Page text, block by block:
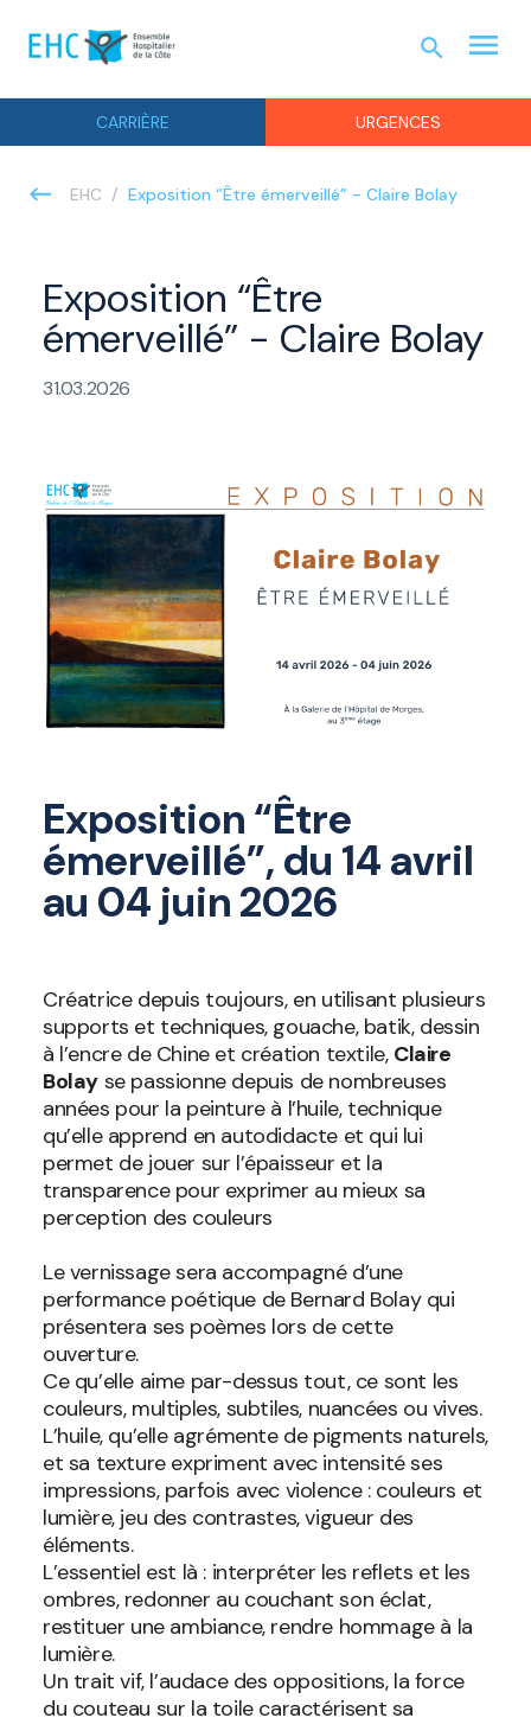
CARRIÈRE URGENCES
search menu
EHC Exposition “Être émerveillé” - Claire Bolay
Exposition “Être
émerveillé” - Claire Bolay
31.03.2026
Exposition “Être
émerveillé”, du 14 avril
au 04 juin 2026
Créatrice depuis toujours, en utilisant plusieurs
supports et techniques, gouache, batik, dessin
à l’encre de Chine et création textile, Claire
Bolay se passionne depuis de nombreuses
années pour la peinture à l’huile, technique
qu’elle apprend en autodidacte et qui lui
permet de jouer sur l’épaisseur et la
transparence pour exprimer au mieux sa
perception des couleurs
Le vernissage sera accompagné d’une
performance poétique de Bernard Bolay qui
présentera ses poèmes lors de cette
ouverture.
Ce qu’elle aime par-dessus tout, ce sont les
couleurs, multiples, subtiles, nuancées ou vives.
L’huile, qu’elle agrémente de pigments naturels,
et sa texture expriment avec intensité ses
impressions, parfois avec violence : couleurs et
lumière, jeu des contrastes, vigueur des
éléments.
L’essentiel est là : interpréter les reflets et les
ombres, redonner au couchant son éclat,
restituer une ambiance, rendre hommage à la
lumière.
Un trait vif, l’audace des oppositions, la force
du couteau sur la toile caractérisent sa